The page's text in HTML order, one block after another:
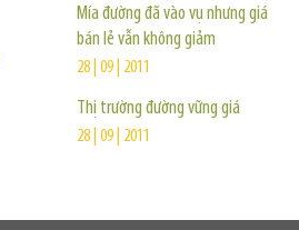
Mía đường đã vào vụ nhưng giá
bán lẻ vẫn không giảm
28 | 09 | 2011
Thị trường đường vững giá
28 | 09 | 2011